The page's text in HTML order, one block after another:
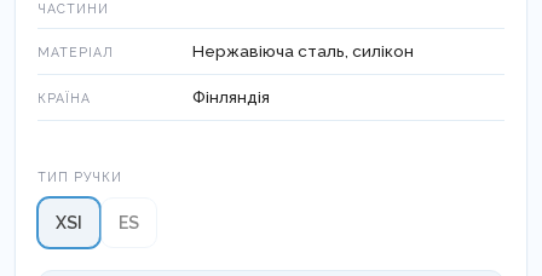
ЧАСТИНИ
МАТЕРІАЛ Нержавіюча сталь, силікон
КРАЇНА Фінляндія
ТИП РУЧКИ
XSI ES